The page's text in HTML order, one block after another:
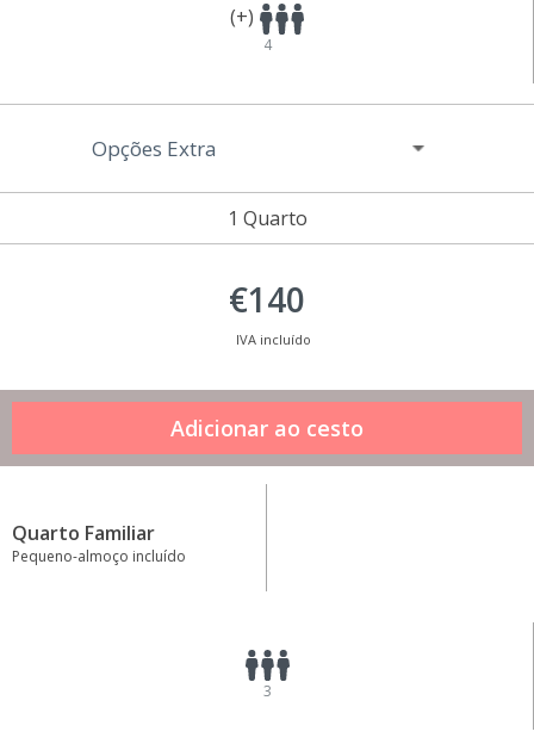
(+)
4
1 Quarto
Opções Extra
€140
IVA incluído
Quarto Familiar
Pequeno-almoço incluído
3